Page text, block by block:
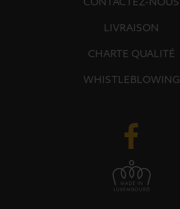
CONTACTEZ-NOUS
LIVRAISON
CHARTE QUALITÉ
WHISTLEBLOWING